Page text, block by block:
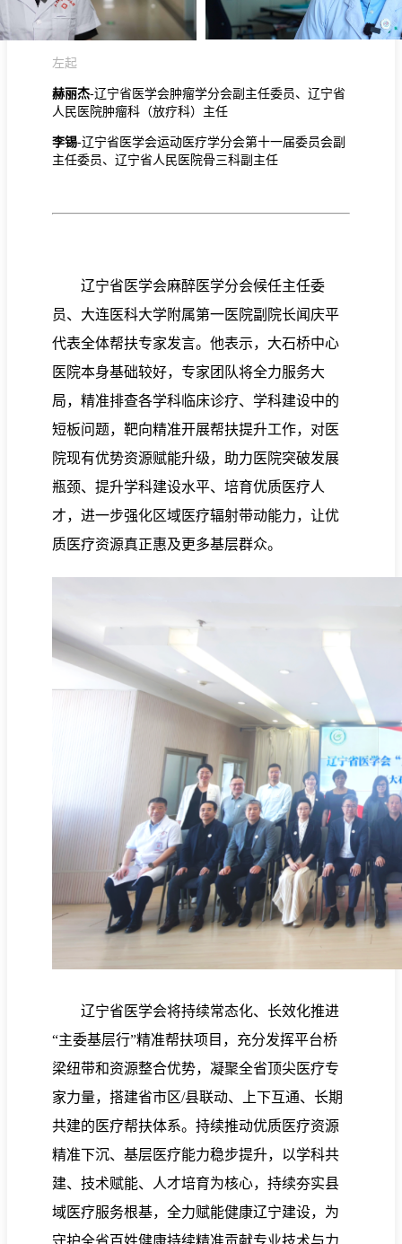
左起
赫丽杰-辽宁省医学会肿瘤学分会副主任委员、辽宁省
人民医院肿瘤科（放疗科）主任
李锡-辽宁省医学会运动医疗学分会第十一届委员会副
主任委员、辽宁省人民医院骨三科副主任
辽宁省医学会麻醉医学分会候任主任委
员、大连医科大学附属第一医院副院长闻庆平
代表全体帮扶专家发言。他表示，大石桥中心
医院本身基础较好，专家团队将全力服务大
局，精准排查各学科临床诊疗、学科建设中的
短板问题，靶向精准开展帮扶提升工作，对医
院现有优势资源赋能升级，助力医院突破发展
瓶颈、提升学科建设水平、培育优质医疗人
才，进一步强化区域医疗辐射带动能力，让优
质医疗资源真正惠及更多基层群众。
辽宁省医学会将持续常态化、长效化推进
“主委基层行”精准帮扶项目，充分发挥平台桥
梁纽带和资源整合优势，凝聚全省顶尖医疗专
家力量，搭建省市区/县联动、上下互通、长期
共建的医疗帮扶体系。持续推动优质医疗资源
精准下沉、基层医疗能力稳步提升，以学科共
建、技术赋能、人才培育为核心，持续夯实县
域医疗服务根基，全力赋能健康辽宁建设，为
守护全省百姓健康持续精准贡献专业技术与力